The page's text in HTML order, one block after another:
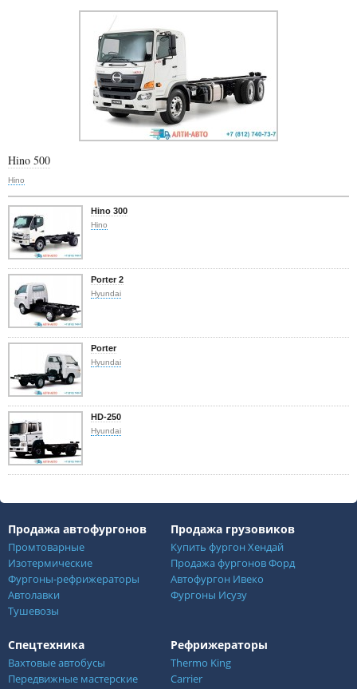
Hino 500
Hino
Hino 300
Hino
Porter 2
Hyundai
Porter
Hyundai
HD-250
Hyundai
Продажа автофургонов
Промтоварные
Изотермические
Фургоны-рефрижераторы
Автолавки
Тушевозы
Продажа грузовиков
Купить фургон Хендай
Продажа фургонов Форд
Автофургон Ивеко
Фургоны Исузу
Спецтехника
Вахтовые автобусы
Передвижные мастерские
Рефрижераторы
Thermo King
Carrier